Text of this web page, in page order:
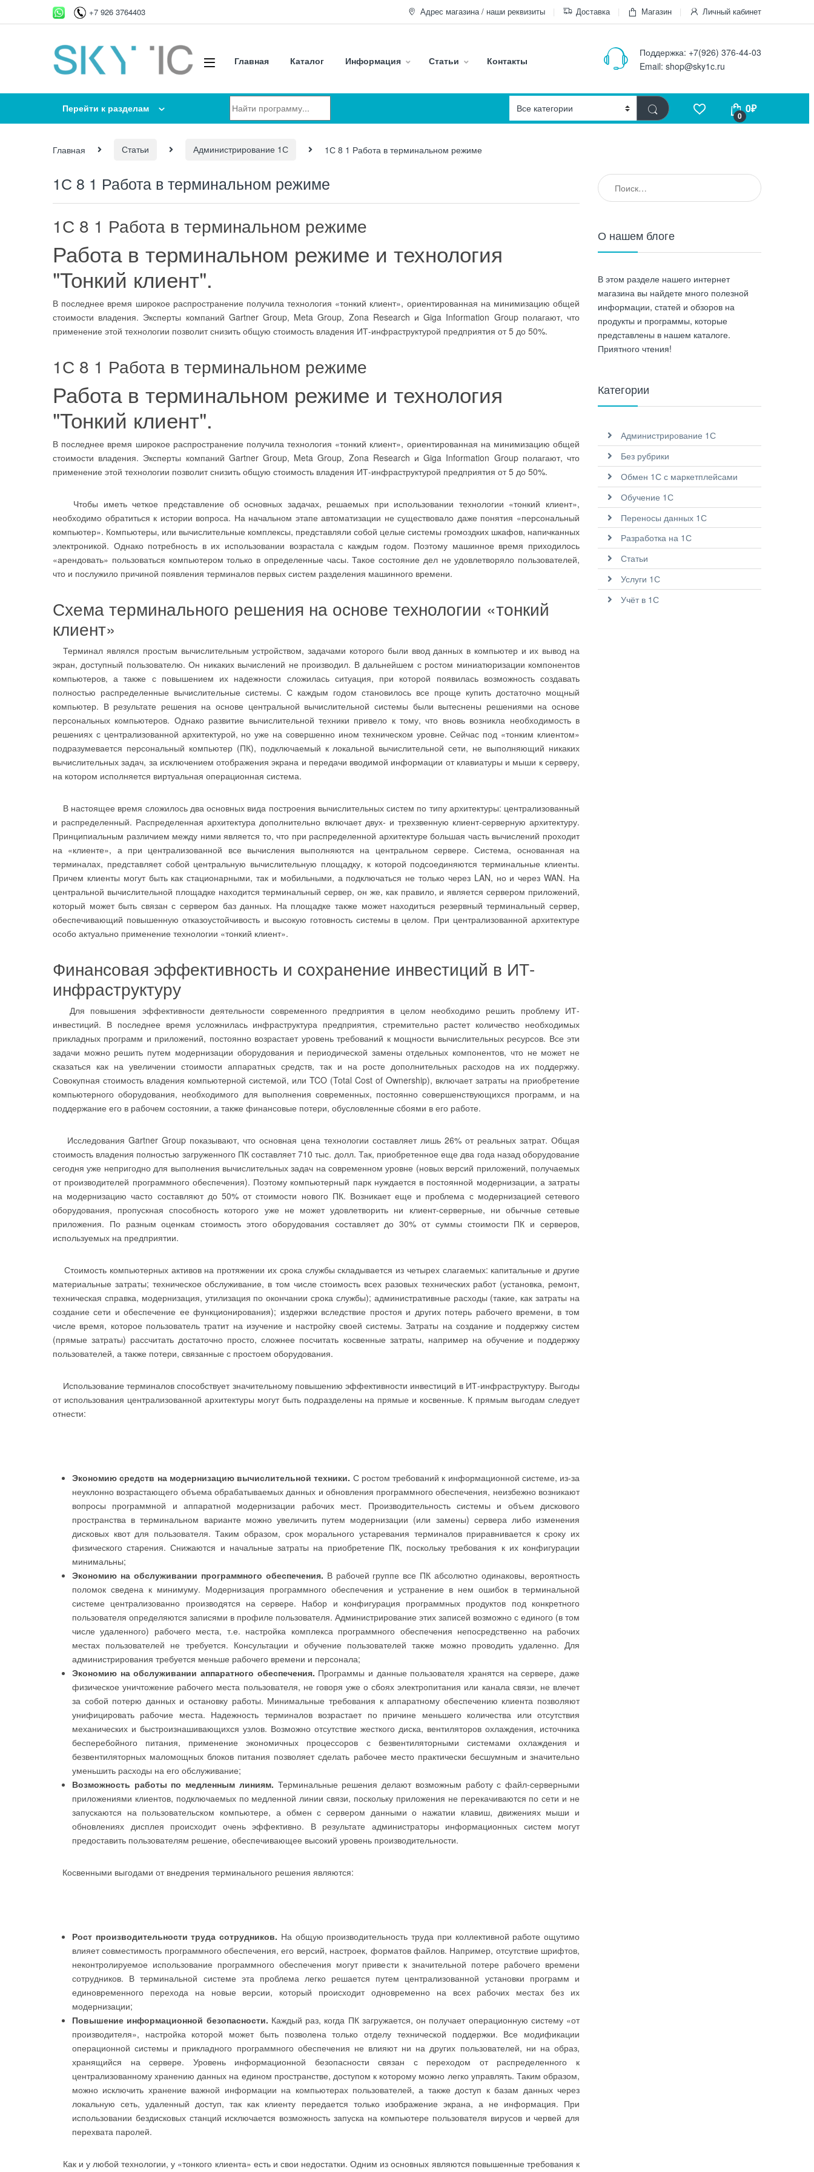
Перейти к навигации
перейти к содержанию +7 926 3764403 Адрес магазина / наши реквизиты Доставка Магазин Личный кабинет
Главная Каталог Информация Статьи Контакты
Поддержка: +7(926) 376-44-03
Email: shop@sky1c.ru
Перейти к разделам
0
0₽
Главная Статьи Администрирование 1С 1С 8 1 Работа в терминальном режиме
1С 8 1 Работа в терминальном режиме
1С 8 1 Работа в терминальном режиме
Работа в терминальном режиме и технология
"Тонкий клиент".
В последнее время широкое распространение получила технология «тонкий клиент», ориентированная на минимизацию общей
стоимости владения. Эксперты компаний Gartner Group, Meta Group, Zona Research и Giga Information Group полагают, что
применение этой технологии позволит снизить общую стоимость владения ИТ-инфраструктурой предприятия от 5 до 50%.
1С 8 1 Работа в терминальном режиме
Работа в терминальном режиме и технология
"Тонкий клиент".
В последнее время широкое распространение получила технология «тонкий клиент», ориентированная на минимизацию общей
стоимости владения. Эксперты компаний Gartner Group, Meta Group, Zona Research и Giga Information Group полагают, что
применение этой технологии позволит снизить общую стоимость владения ИТ-инфраструктурой предприятия от 5 до 50%.
Чтобы иметь четкое представление об основных задачах, решаемых при использовании технологии «тонкий клиент»,
необходимо обратиться к истории вопроса. На начальном этапе автоматизации не существовало даже понятия «персональный
компьютер». Компьютеры, или вычислительные комплексы, представляли собой целые системы громоздких шкафов, напичканных
электроникой. Однако потребность в их использовании возрастала с каждым годом. Поэтому машинное время приходилось
«арендовать» пользоваться компьютером только в определенные часы. Такое состояние дел не удовлетворяло пользователей,
что и послужило причиной появления терминалов первых систем разделения машинного времени.
Схема терминального решения на основе технологии «тонкий
клиент»
Терминал являлся простым вычислительным устройством, задачами которого были ввод данных в компьютер и их вывод на
экран, доступный пользователю. Он никаких вычислений не производил. В дальнейшем с ростом миниатюризации компонентов
компьютеров, а также с повышением их надежности сложилась ситуация, при которой появилась возможность создавать
полностью распределенные вычислительные системы. С каждым годом становилось все проще купить достаточно мощный
компьютер. В результате решения на основе центральной вычислительной системы были вытеснены решениями на основе
персональных компьютеров. Однако развитие вычислительной техники привело к тому, что вновь возникла необходимость в
решениях с централизованной архитектурой, но уже на совершенно ином техническом уровне. Сейчас под «тонким клиентом»
подразумевается персональный компьютер (ПК), подключаемый к локальной вычислительной сети, не выполняющий никаких
вычислительных задач, за исключением отображения экрана и передачи вводимой информации от клавиатуры и мыши к серверу,
на котором исполняется виртуальная операционная система.
В настоящее время сложилось два основных вида построения вычислительных систем по типу архитектуры: централизованный
и распределенный. Распределенная архитектура дополнительно включает двух- и трехзвенную клиент-серверную архитектуру.
Принципиальным различием между ними является то, что при распределенной архитектуре большая часть вычислений проходит
на «клиенте», а при централизованной все вычисления выполняются на центральном сервере. Система, основанная на
терминалах, представляет собой центральную вычислительную площадку, к которой подсоединяются терминальные клиенты.
Причем клиенты могут быть как стационарными, так и мобильными, а подключаться не только через LAN, но и через WAN. На
центральной вычислительной площадке находится терминальный сервер, он же, как правило, и является сервером приложений,
который может быть связан с сервером баз данных. На площадке также может находиться резервный терминальный сервер,
обеспечивающий повышенную отказоустойчивость и высокую готовность системы в целом. При централизованной архитектуре
особо актуально применение технологии «тонкий клиент».
Финансовая эффективность и сохранение инвестиций в ИТ-
инфраструктуру
Для повышения эффективности деятельности современного предприятия в целом необходимо решить проблему ИТ-
инвестиций. В последнее время усложнилась инфраструктура предприятия, стремительно растет количество необходимых
прикладных программ и приложений, постоянно возрастает уровень требований к мощности вычислительных ресурсов. Все эти
задачи можно решить путем модернизации оборудования и периодической замены отдельных компонентов, что не может не
сказаться как на увеличении стоимости аппаратных средств, так и на росте дополнительных расходов на их поддержку.
Совокупная стоимость владения компьютерной системой, или TCO (Total Cost of Ownership), включает затраты на приобретение
компьютерного оборудования, необходимого для выполнения современных, постоянно совершенствующихся программ, и на
поддержание его в рабочем состоянии, а также финансовые потери, обусловленные сбоями в его работе.
Исследования Gartner Group показывают, что основная цена технологии составляет лишь 26% от реальных затрат. Общая
стоимость владения полностью загруженного ПК составляет 710 тыс. долл. Так, приобретенное еще два года назад оборудование
сегодня уже непригодно для выполнения вычислительных задач на современном уровне (новых версий приложений, получаемых
от производителей программного обеспечения). Поэтому компьютерный парк нуждается в постоянной модернизации, а затраты
на модернизацию часто составляют до 50% от стоимости нового ПК. Возникает еще и проблема с модернизацией сетевого
оборудования, пропускная способность которого уже не может удовлетворить ни клиент-серверные, ни обычные сетевые
приложения. По разным оценкам стоимость этого оборудования составляет до 30% от суммы стоимости ПК и серверов,
используемых на предприятии.
Стоимость компьютерных активов на протяжении их срока службы складывается из четырех слагаемых: капитальные и другие
материальные затраты; техническое обслуживание, в том числе стоимость всех разовых технических работ (установка, ремонт,
техническая справка, модернизация, утилизация по окончании срока службы); административные расходы (такие, как затраты на
создание сети и обеспечение ее функционирования); издержки вследствие простоя и других потерь рабочего времени, в том
числе время, которое пользователь тратит на изучение и настройку своей системы. Затраты на создание и поддержку систем
(прямые затраты) рассчитать достаточно просто, сложнее посчитать косвенные затраты, например на обучение и поддержку
пользователей, а также потери, связанные с простоем оборудования.
Использование терминалов способствует значительному повышению эффективности инвестиций в ИТ-инфраструктуру. Выгоды
от использования централизованной архитектуры могут быть подразделены на прямые и косвенные. К прямым выгодам следует
отнести:
Экономию средств на модернизацию вычислительной техники. С ростом требований к информационной системе, из-за
неуклонно возрастающего объема обрабатываемых данных и обновления программного обеспечения, неизбежно возникают
вопросы программной и аппаратной модернизации рабочих мест. Производительность системы и объем дискового
пространства в терминальном варианте можно увеличить путем модернизации (или замены) сервера либо изменения
дисковых квот для пользователя. Таким образом, срок морального устаревания терминалов приравнивается к сроку их
физического старения. Снижаются и начальные затраты на приобретение ПК, поскольку требования к их конфигурации
минимальны;
Экономию на обслуживании программного обеспечения. В рабочей группе все ПК абсолютно одинаковы, вероятность
поломок сведена к минимуму. Модернизация программного обеспечения и устранение в нем ошибок в терминальной
системе централизованно производятся на сервере. Набор и конфигурация программных продуктов под конкретного
пользователя определяются записями в профиле пользователя. Администрирование этих записей возможно с единого (в том
числе удаленного) рабочего места, т.е. настройка комплекса программного обеспечения непосредственно на рабочих
местах пользователей не требуется. Консультации и обучение пользователей также можно проводить удаленно. Для
администрирования требуется меньше рабочего времени и персонала;
Экономию на обслуживании аппаратного обеспечения. Программы и данные пользователя хранятся на сервере, даже
физическое уничтожение рабочего места пользователя, не говоря уже о сбоях электропитания или канала связи, не влечет
за собой потерю данных и остановку работы. Минимальные требования к аппаратному обеспечению клиента позволяют
унифицировать рабочие места. Надежность терминалов возрастает по причине меньшего количества или отсутствия
механических и быстроизнашивающихся узлов. Возможно отсутствие жесткого диска, вентиляторов охлаждения, источника
бесперебойного питания, применение экономичных процессоров с безвентиляторными системами охлаждения и
безвентиляторных маломощных блоков питания позволяет сделать рабочее место практически бесшумным и значительно
уменьшить расходы на его обслуживание;
Возможность работы по медленным линиям. Терминальные решения делают возможным работу с файл-серверными
приложениями клиентов, подключаемых по медленной линии связи, поскольку приложения не перекачиваются по сети и не
запускаются на пользовательском компьютере, а обмен с сервером данными о нажатии клавиш, движениях мыши и
обновлениях дисплея происходит очень эффективно. В результате администраторы информационных систем могут
предоставить пользователям решение, обеспечивающее высокий уровень производительности.
Косвенными выгодами от внедрения терминального решения являются:
Рост производительности труда сотрудников. На общую производительность труда при коллективной работе ощутимо
влияет совместимость программного обеспечения, его версий, настроек, форматов файлов. Например, отсутствие шрифтов,
неконтролируемое использование программного обеспечения могут привести к значительной потере рабочего времени
сотрудников. В терминальной системе эта проблема легко решается путем централизованной установки программ и
единовременного перехода на новые версии, который происходит одновременно на всех рабочих местах без их
модернизации;
Повышение информационной безопасности. Каждый раз, когда ПК загружается, он получает операционную систему «от
производителя», настройка которой может быть позволена только отделу технической поддержки. Все модификации
операционной системы и прикладного программного обеспечения не влияют ни на других пользователей, ни на образ,
хранящийся на сервере. Уровень информационной безопасности связан с переходом от распределенного к
централизованному хранению данных на едином пространстве, доступом к которому можно легко управлять. Таким образом,
можно исключить хранение важной информации на компьютерах пользователей, а также доступ к базам данных через
локальную сеть, удаленный доступ, так как клиенту передается только изображение экрана, а не информация. При
использовании бездисковых станций исключается возможность запуска на компьютере пользователя вирусов и червей для
перехвата паролей.
Как и у любой технологии, у «тонкого клиента» есть и свои недостатки. Одним из основных являются повышенные требования к
Найти:
О нашем блоге
В этом разделе нашего интернет
магазина вы найдете много полезной
информации, статей и обзоров на
продукты и программы, которые
представлены в нашем каталоге.
Приятного чтения!
Категории
Администрирование 1С
Без рубрики
Обмен 1С с маркетплейсами
Обучение 1С
Переносы данных 1С
Разработка на 1С
Статьи
Услуги 1С
Учёт в 1С